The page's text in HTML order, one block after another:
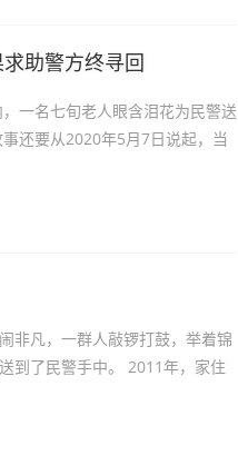
助警方终寻回
一名七旬老人眼含泪花为民警送
还要从2020年5月7日说起，当
非凡，一群人敲锣打鼓，举着锦
到了民警手中。 2011年，家住